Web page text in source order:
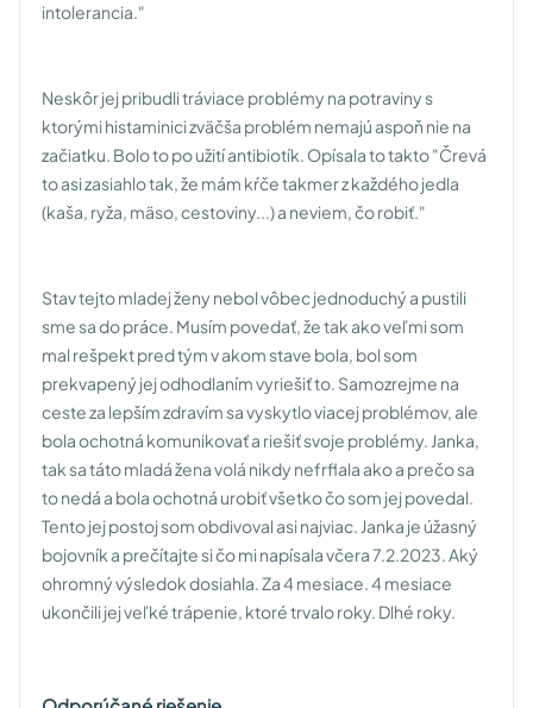
intolerancia."
Neskôr jej pribudli tráviace problémy na potraviny s
ktorými histaminici zväčša problém nemajú aspoň nie na
začiatku. Bolo to po užití antibiotík. Opísala to takto"Črevá
to asi zasiahlo tak, že mám kŕče takmer z každého jedla
(kaša, ryža, mäso, cestoviny...) a neviem, čo robiť."
Stav tejto mladej ženy nebol vôbec jednoduchý a pustili
sme sa do práce. Musím povedať, že tak ako veľmi som
mal rešpekt pred tým v akom stave bola, bol som
prekvapený jej odhodlaním vyriešiť to. Samozrejme na
ceste za lepším zdravím sa vyskytlo viacej problémov, ale
bola ochotná komunikovať a riešiť svoje problémy. Janka,
tak sa táto mladá žena volá nikdy nefrflala ako a prečo sa
to nedá a bola ochotná urobiť všetko čo som jej povedal.
Tento jej postoj som obdivoval asi najviac. Janka je úžasný
bojovník a prečítajte si čo mi napísala včera 7.2.2023. Aký
ohromný výsledok dosiahla. Za 4 mesiace. 4 mesiace
ukončili jej veľké trápenie, ktoré trvalo roky. Dlhé roky.